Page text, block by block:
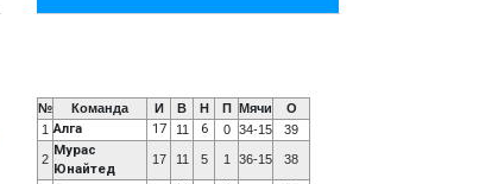
№ Команда И В Н П Мячи
О
1 Алга 17 11 6 0 34-15 39
2
Мурас
Юнайтед
17 11 5 1 36-15 38